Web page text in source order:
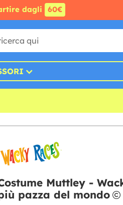
dagli 60€
Muttley -
pazza del mondo